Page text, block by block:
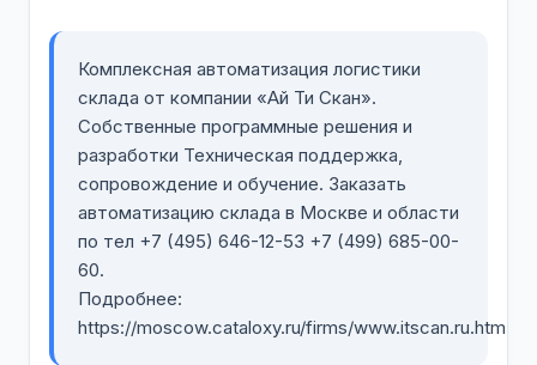
Комплексная автоматизация логистики
склада от компании «Ай Ти Скан».
Собственные программные решения и
разработки Техническая поддержка,
сопровождение и обучение. Заказать
автоматизацию склада в Москве и области
по тел +7 (495) 646-12-53 +7 (499) 685-00-
60.
Подробнее:
https://moscow.cataloxy.ru/firms/www.itscan.ru.htm